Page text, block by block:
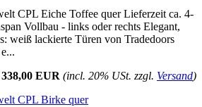
CPL Eiche Toffee quer Lieferzeit ca. 4-
Vollbau - links oder rechts Elegant,
weiß lackierte Türen von Tradedoors
338,00 EUR (incl. 20% USt. zzgl. Versand)
CPL Birke quer